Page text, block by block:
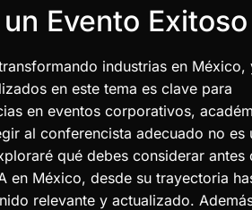
Evento Exitoso
industrias en México,
en este tema es clave para
en eventos corporativos,
al conferencista adecuado no es
qué debes considerar antes
en México, desde su trayectoria
relevante y actualizado.